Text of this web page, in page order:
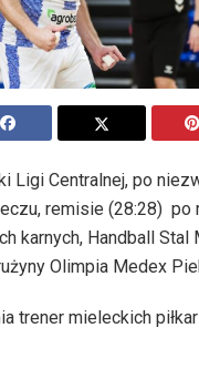
Ligi Centralnej, po
remisie (28:28) po
karnych, Handball Stal
Olimpia Medex
trener mieleckich